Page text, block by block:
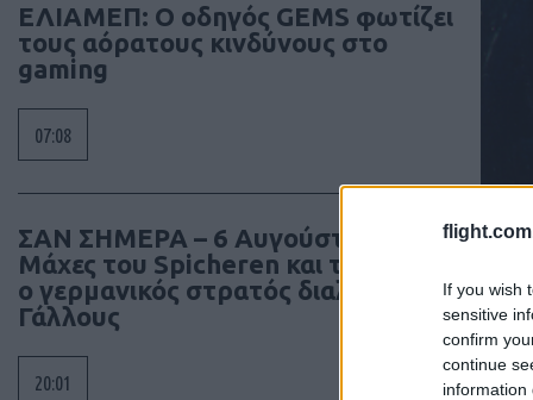
If you wish
sensitive
confirm
continue
information
ΕΛΙΑΜΕΠ: Ο οδηγός GEMS φωτίζει
τους αόρατους κινδύνους στο
gaming
07:08
ΣΑΝ ΣΗΜΕΡΑ – 6 Αυγούστου 1870:
Μάχες του Spicheren και του Wörth,
ο γερμανικός στρατός διαλύει τους
Γάλλους
20:01